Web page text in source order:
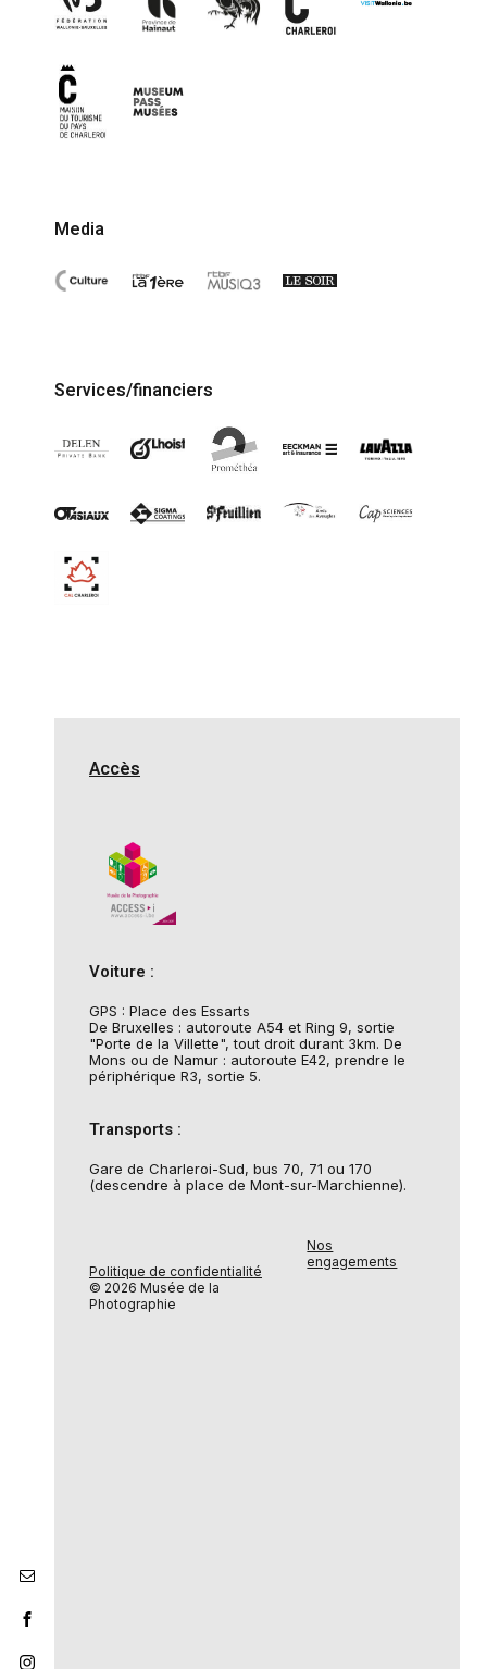
Media
Services/financiers
Accès
Voiture :
GPS : Place des Essarts
De Bruxelles : autoroute A54 et Ring 9, sortie
"Porte de la Villette", tout droit durant 3km. De
Mons ou de Namur : autoroute E42, prendre le
périphérique R3, sortie 5.
Transports :
Gare de Charleroi-Sud, bus 70, 71 ou 170
(descendre à place de Mont-sur-Marchienne).
Politique de confidentialité
© 2026 Musée de la
Photographie
Nos
engagements